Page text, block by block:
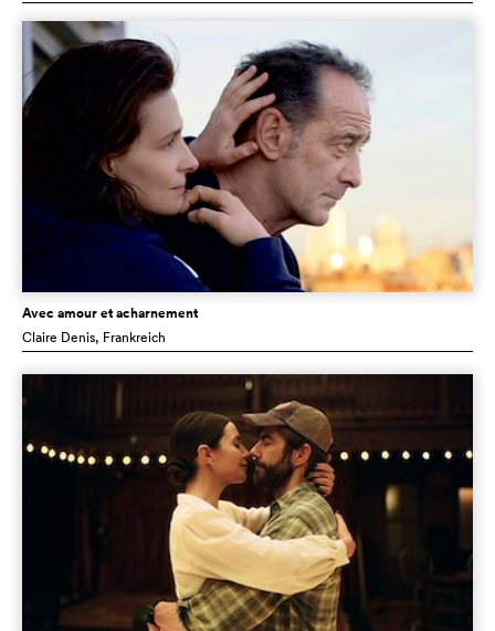
Avec amour et acharnement
Claire Denis, Frankreich